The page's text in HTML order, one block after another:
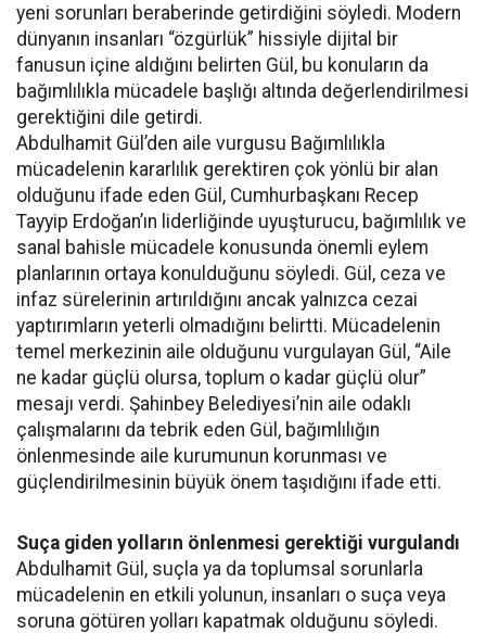
yeni sorunları beraberinde getirdiğini söyledi. Modern
dünyanın insanları “özgürlük” hissiyle dijital bir
fanusun içine aldığını belirten Gül, bu konuların da
bağımlılıkla mücadele başlığı altında değerlendirilmesi
gerektiğini dile getirdi.
Abdulhamit Gül’den aile vurgusu Bağımlılıkla
mücadelenin kararlılık gerektiren çok yönlü bir alan
olduğunu ifade eden Gül, Cumhurbaşkanı Recep
Tayyip Erdoğan’ın liderliğinde uyuşturucu, bağımlılık ve
sanal bahisle mücadele konusunda önemli eylem
planlarının ortaya konulduğunu söyledi. Gül, ceza ve
infaz sürelerinin artırıldığını ancak yalnızca cezai
yaptırımların yeterli olmadığını belirtti. Mücadelenin
temel merkezinin aile olduğunu vurgulayan Gül, “Aile
ne kadar güçlü olursa, toplum o kadar güçlü olur”
mesajı verdi. Şahinbey Belediyesi’nin aile odaklı
çalışmalarını da tebrik eden Gül, bağımlılığın
önlenmesinde aile kurumunun korunması ve
güçlendirilmesinin büyük önem taşıdığını ifade etti.
Suça giden yolların önlenmesi gerektiği vurgulandı
Abdulhamit Gül, suçla ya da toplumsal sorunlarla
mücadelenin en etkili yolunun, insanları o suça veya
soruna götüren yolları kapatmak olduğunu söyledi.